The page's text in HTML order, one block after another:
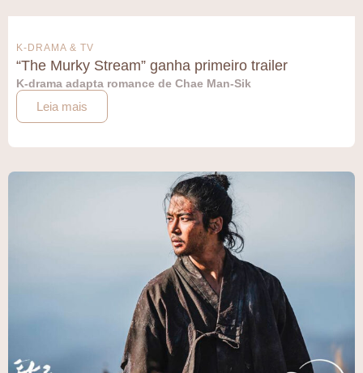
K-DRAMA & TV
“The Murky Stream” ganha primeiro trailer
K-drama adapta romance de Chae Man-Sik
Leia mais